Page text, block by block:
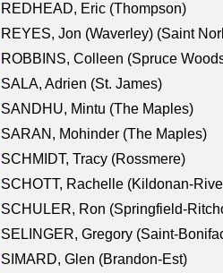
REDHEAD, Eric (Thompson)
REYES, Jon (Waverley) (Saint
ROBBINS, Colleen (Spruce
SALA, Adrien (St. James)
SANDHU, Mintu (The Maples)
SARAN, Mohinder (The Maples)
SCHMIDT, Tracy (Rossmere)
SCHOTT, Rachelle (Kildonan-
SCHULER, Ron (Springfield-
SELINGER, Gregory (Saint-
SIMARD, Glen (Brandon-Est)